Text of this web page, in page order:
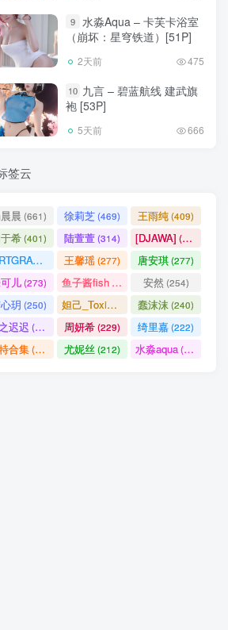
9 水淼Aqua – 卡芙卡浴室
（崩坏：星穹铁道）[51P]
2天前 475
10 九言 – 碧蓝航线 建武旗
袍 [53P]
5天前 666
签云
晨 (661) 徐莉芝(469) 王雨纯(409)
希(401) 陆萱萱(314) [DJAWA] (290)
[ARTGRAVIA] (290)
王馨瑶(277) 唐安琪(277)
儿(273) 鱼子酱fish 安然(254)
玥 (250) 妲己_Toxic(247)蠢沫沫(240)
迟迟 (238) 周妍希(229) 绮里嘉(222)
合集(218) 尤妮丝 (212) 水淼aqua(172)